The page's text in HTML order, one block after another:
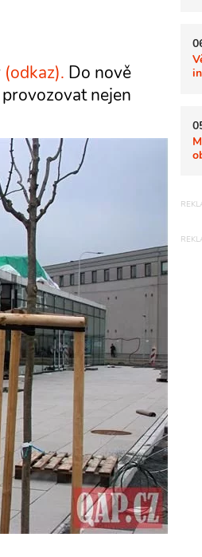
(odkaz). Do nově
nejen